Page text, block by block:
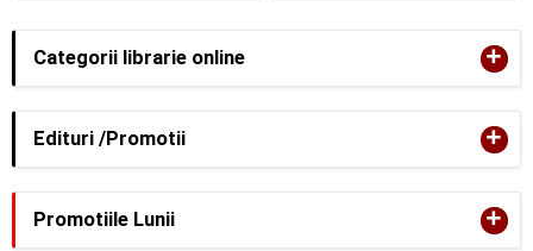
Categorii librarie online +
Edituri /Promotii +
Promotiile Lunii +